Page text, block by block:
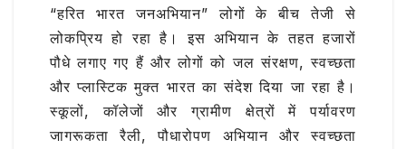
“हरित भारत जनअभियान” लोगों के बीच तेजी से
लोकप्रिय हो रहा है। इस अभियान के तहत हजारों
पौधे लगाए गए हैं और लोगों को जल संरक्षण, स्वच्छता
और प्लास्टिक मुक्त भारत का संदेश दिया जा रहा है।
स्कूलों, कॉलेजों और ग्रामीण क्षेत्रों में पर्यावरण
जागरूकता रैली, पौधारोपण अभियान और स्वच्छता